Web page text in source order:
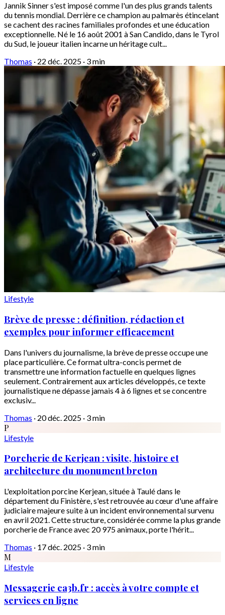
Jannik Sinner s'est imposé comme l'un des plus grands talents
du tennis mondial. Derrière ce champion au palmarès étincelant
se cachent des racines familiales profondes et une éducation
exceptionnelle. Né le 16 août 2001 à San Candido, dans le Tyrol
du Sud, le joueur italien incarne un héritage cult...
Thomas · 22 déc. 2025 · 3 min
Lifestyle
Brève de presse : définition, rédaction et
exemples pour informer efficacement
Dans l'univers du journalisme, la brève de presse occupe une
place particulière. Ce format ultra-concis permet de
transmettre une information factuelle en quelques lignes
seulement. Contrairement aux articles développés, ce texte
journalistique ne dépasse jamais 4 à 6 lignes et se concentre
exclusiv...
Thomas · 20 déc. 2025 · 3 min
P
Lifestyle
Porcherie de Kerjean : visite, histoire et
architecture du monument breton
L'exploitation porcine Kerjean, située à Taulé dans le
département du Finistère, s'est retrouvée au cœur d'une affaire
judiciaire majeure suite à un incident environnemental survenu
en avril 2021. Cette structure, considérée comme la plus grande
porcherie de France avec 20 975 animaux, porte l'hérit...
Thomas · 17 déc. 2025 · 3 min
M
Lifestyle
Messagerie ca3b.fr : accès à votre compte et
services en ligne